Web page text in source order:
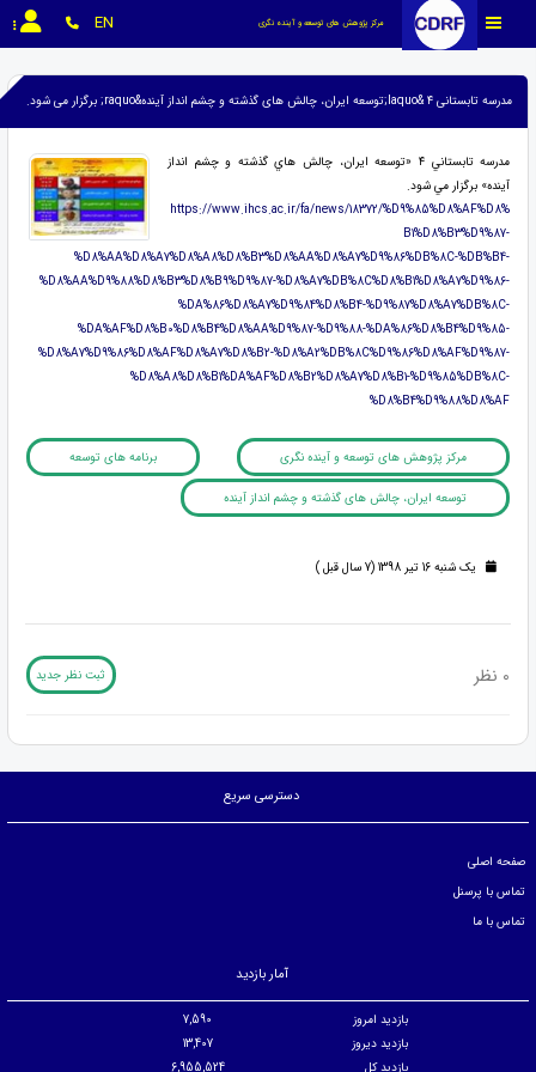
مرکز پژوهش های توسعه و آینده نگری EN
مدرسه تابستانی ۴ &laquo;توسعه ایران، چالش های گذشته و چشم انداز آینده&raquo; برگزار می شود.
مدرسه تابستاني ۴ «توسعه ايران، چالش هاي گذشته و چشم انداز
آينده» برگزار مي شود.
https://www.ihcs.ac.ir/fa/news/18372/%D9%85%D8%AF%D8%
B1%D8%B3%D9%87-
%D8%AA%D8%A7%D8%A8%D8%B3%D8%AA%D8%A7%D9%86%DB%8C-%DB%B4-
%D8%AA%D9%88%D8%B3%D8%B9%D9%87-%D8%A7%DB%8C%D8%B1%D8%A7%D9%86-
%DA%86%D8%A7%D9%84%D8%B4-%D9%87%D8%A7%DB%8C-
%DA%AF%D8%B0%D8%B4%D8%AA%D9%87-%D9%88-%DA%86%D8%B4%D9%85-
%D8%A7%D9%86%D8%AF%D8%A7%D8%B2-%D8%A2%DB%8C%D9%86%D8%AF%D9%87-
%D8%A8%D8%B1%DA%AF%D8%B2%D8%A7%D8%B1-%D9%85%DB%8C-
%D8%B4%D9%88%D8%AF
مرکز پژوهش های توسعه و آینده نگری برنامه های توسعه
توسعه ایران، چالش های گذشته و چشم انداز آینده
یک شنبه 16 تیر 1398 (7 سال قبل )
0 نظر ثبت نظر جدید
دسترسی سریع
صفحه اصلی
تماس با پرسنل
تماس با ما
آمار بازدید
بازدید امروز
7,590
بازدید دیروز
13,407
بازدید کل
6,955,524